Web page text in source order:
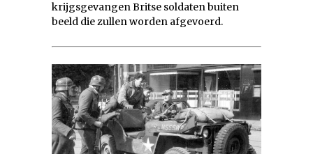
krijgsgevangen Britse soldaten buiten
beeld die zullen worden afgevoerd.